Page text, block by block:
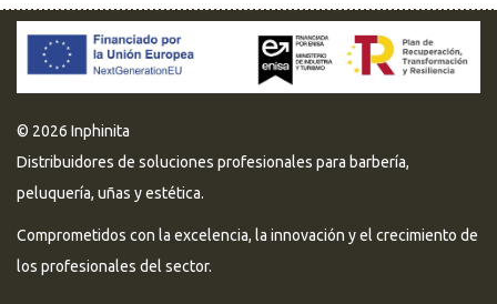
© 2026 Inphinita
Distribuidores de soluciones profesionales para barbería,
peluquería, uñas y estética.
Comprometidos con la excelencia, la innovación y el crecimiento de
los profesionales del sector.